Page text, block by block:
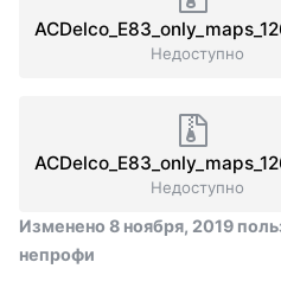
Недоступно
Недоступно
Изменено 8 ноября, 2019
непрофи